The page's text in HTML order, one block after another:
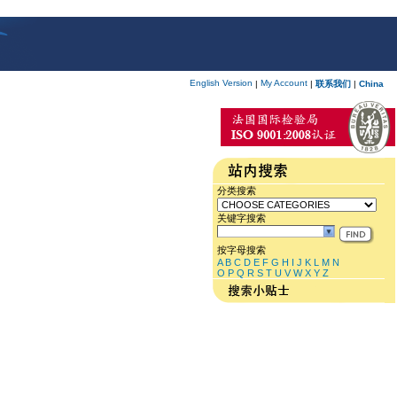
English Version | My Account | 联系我们 | China
分类搜索
关键字搜索
按字母搜索
A B C D E F G H I J K L M N
O P Q R S T U V W X Y Z